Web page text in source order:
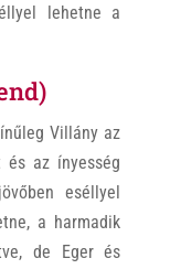
lehetne a
Villány az
az ínyesség
eséllyel
a harmadik
de Eger és